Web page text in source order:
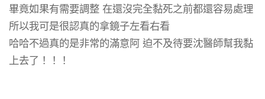
畢竟如果有需要調整 在還沒完全黏死之前都還容易處理
所以我可是很認真的拿鏡子左看右看
哈哈不過真的是非常的滿意阿 迫不及待要沈醫師幫我黏
上去了！！！